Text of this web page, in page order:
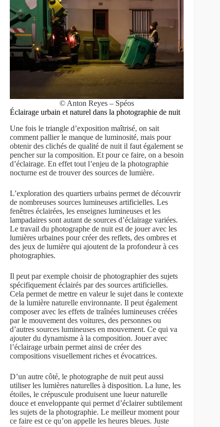
© Anton Reyes – Spéos
Éclairage urbain et naturel dans la photographie de nuit
Une fois le triangle d’exposition maîtrisé, on sait
comment pallier le manque de luminosité, mais pour
obtenir des clichés de qualité de nuit il faut également se
pencher sur la composition. Et pour ce faire, on a besoin
d’éclairage. En effet tout l’enjeu de la photographie
nocturne est de trouver des sources de lumière.
L’exploration des quartiers urbains permet de découvrir
de nombreuses sources lumineuses artificielles. Les
fenêtres éclairées, les enseignes lumineuses et les
lampadaires sont autant de sources d’éclairage variées.
Le travail du photographe de nuit est de jouer avec les
lumières urbaines pour créer des reflets, des ombres et
des jeux de lumière qui ajoutent de la profondeur à ces
photographies.
Il peut par exemple choisir de photographier des sujets
spécifiquement éclairés par des sources artificielles.
Cela permet de mettre en valeur le sujet dans le contexte
de la lumière naturelle environnante. Il peut également
composer avec les effets de traînées lumineuses créées
par le mouvement des voitures, des personnes ou
d’autres sources lumineuses en mouvement. Ce qui va
ajouter du dynamisme à la composition. Jouer avec
l’éclairage urbain permet ainsi de créer des
compositions visuellement riches et évocatrices.
D’un autre côté, le photographe de nuit peut aussi
utiliser les lumières naturelles à disposition. La lune, les
étoiles, le crépuscule produisent une lueur naturelle
douce et enveloppante qui permet d’éclairer subtilement
les sujets de la photographie. Le meilleur moment pour
ce faire est ce qu’on appelle les heures bleues. Juste